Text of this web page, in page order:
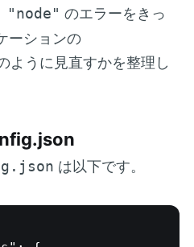
"node" のエラーをきっ
ーションの
ように見直すかを整理し
は以下です。